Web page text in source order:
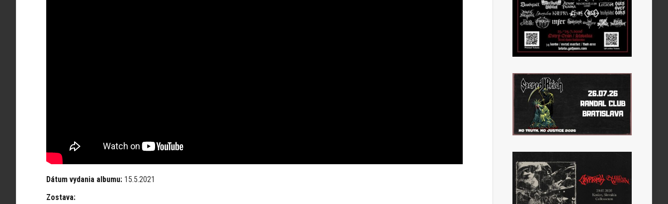
Dátum vydania albumu: 15.5.2021
Zostava: